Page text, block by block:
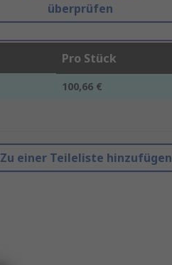
überprüfen
Pro Stück
100,66 €
Zu einer Teileliste hinzufügen